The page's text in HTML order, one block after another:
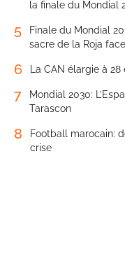
la finale du Mondial
5
Finale du Mondial
sacre de la Roja
6 La CAN élargie à
7
Mondial 2030:
Tarascon
8
Football marocain:
crise